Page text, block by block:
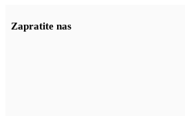
Zapratite nas